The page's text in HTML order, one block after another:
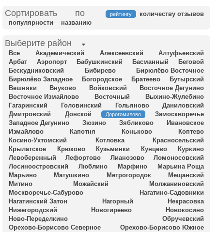
Сортировать по рейтингу
количеству отзывов
популярности
названию
Выберите район
Все Академический Алексеевский
Алтуфьевский
Арбат
Аэропорт Бабушкинский Басманный
Беговой
Бескудниковский
Бибирево
Бирюлёво Восточное
Бирюлёво Западное
Богородское Братеево
Бутырский
Вешняки
Внуково Войковский
Восточное Дегунино
Восточное Измайлово
Восточный
Выхино-Жулебино
Гагаринский
Головинский Гольяново
Даниловский
Дмитровский
Донской Дорогомилово
Замоскворечье
Западное Дегунино
Зюзино Зябликово
Ивановское
Измайлово
Капотня Коньково
Коптево
Косино-Ухтомский
Котловка
Красносельский
Крылатское
Крюково Кузьминки Кунцево
Куркино
Левобережный
Лефортово Лианозово
Ломоносовский
Лосиноостровский
Люблино Марфино
Марьина Роща
Марьино
Матушкино Метрогородок
Мещанский
Митино
Можайский
Молжаниновский
Москворечье-Сабурово
Нагатино-Садовники
Нагатинский Затон
Нагорный
Некрасовка
Нижегородский
Новогиреево
Новокосино
Ново-Переделкино
Обручевский
Орехово-Борисово Северное
Орехово-Борисово Южное